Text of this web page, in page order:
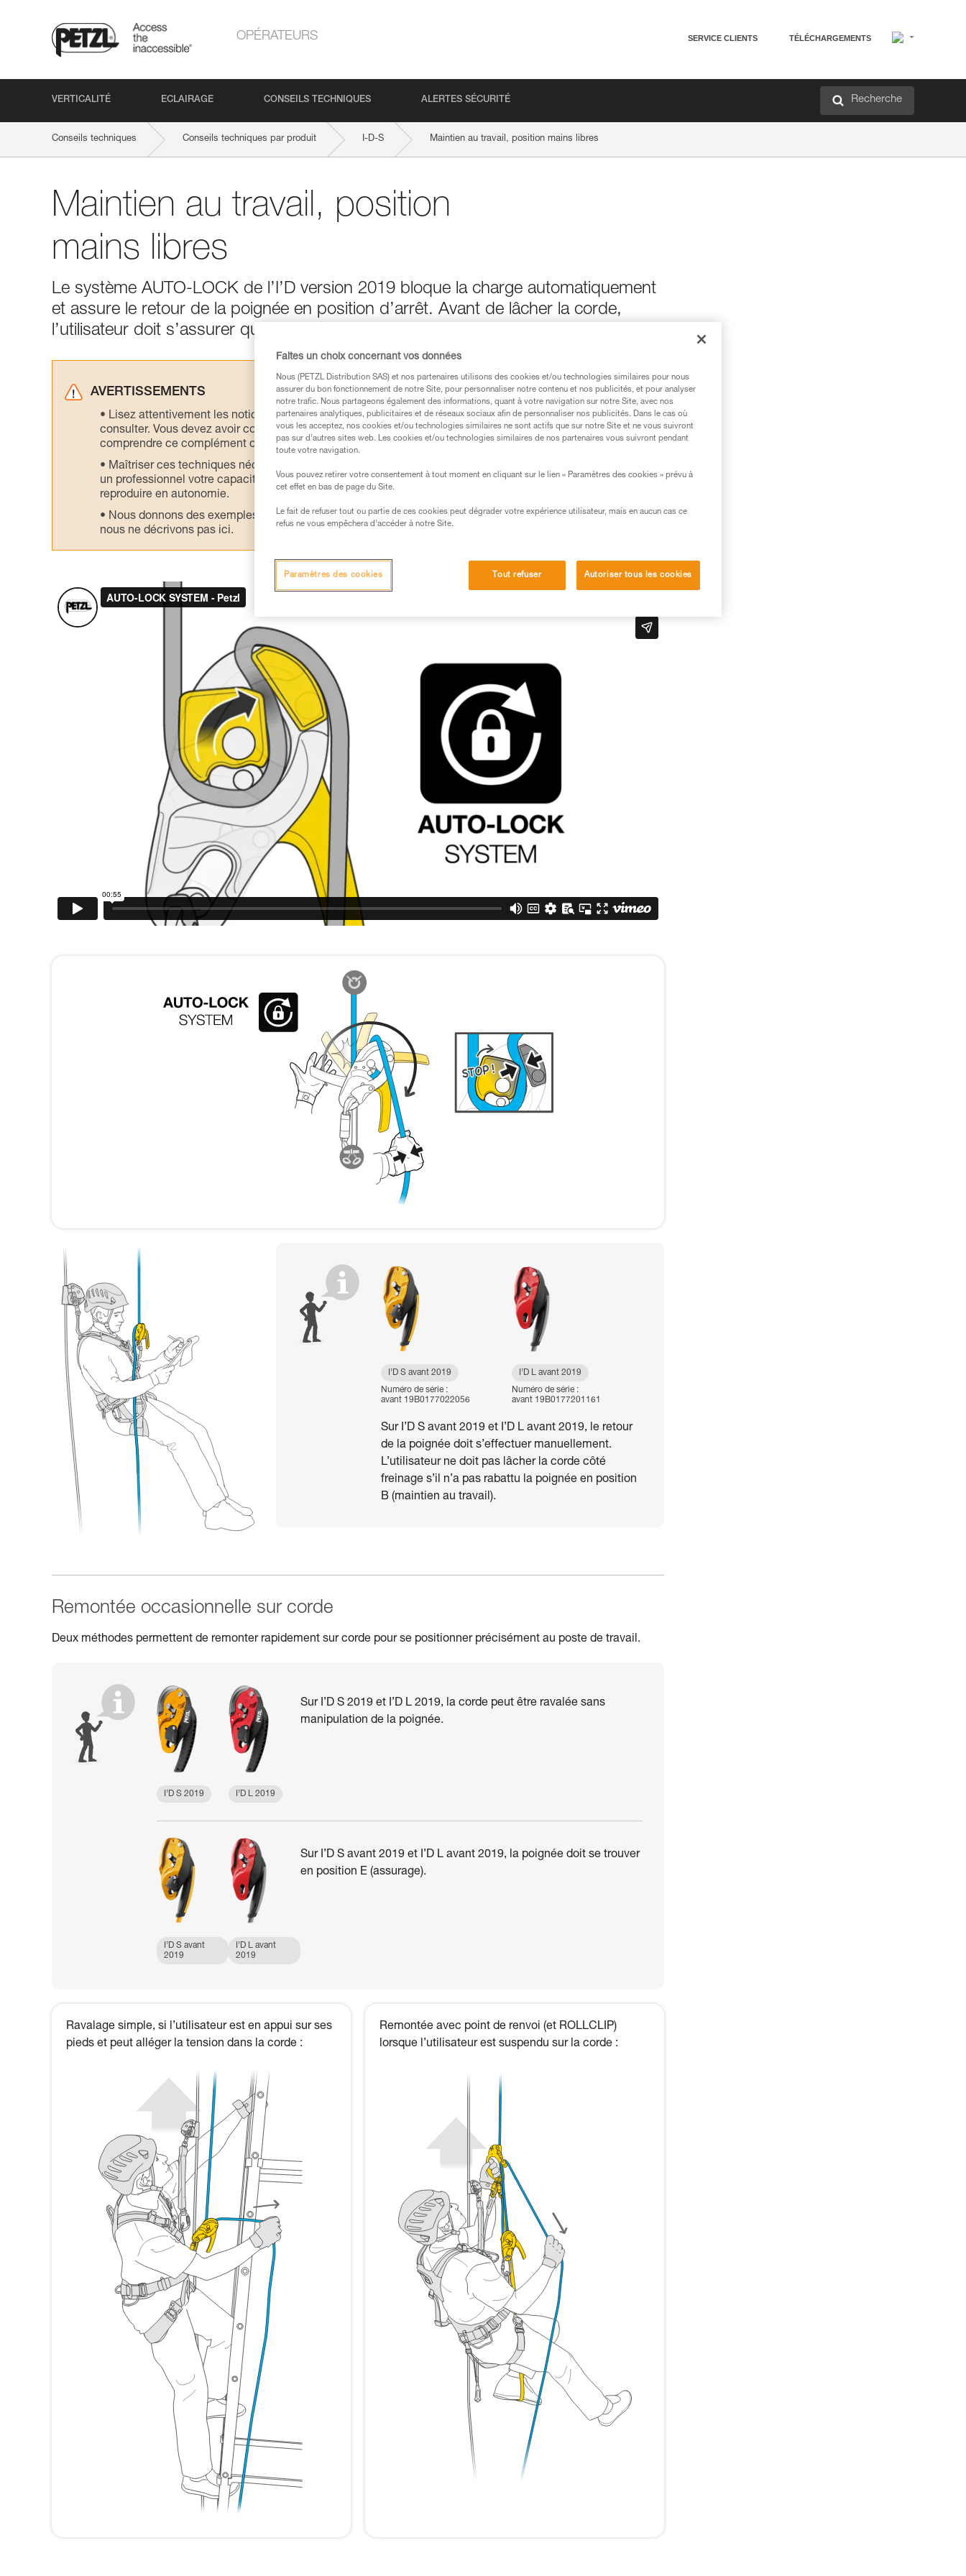
OPÉRATEURS SERVICE CLIENTS TÉLÉCHARGEMENTS
VERTICALITÉ ECLAIRAGE CONSEILS TECHNIQUES ALERTES SÉCURITÉ Recherche
Conseils techniques Conseils techniques par produit I-D-S Maintien au travail, position mains libres
Maintien au travail, position
mains libres
Le système AUTO-LOCK de l’I’D version 2019 bloque la charge automatiquement
et assure le retour de la poignée en position d’arrêt. Avant de lâcher la corde,
l’utilisateur doit s’assurer que la poignée est bien revenue en position d’arrêt.
AVERTISSEMENTS
Lisez attentivement les notices techniques des produits utilisés dans ce conseil avant de le
consulter. Vous devez avoir compris les informations de la notice technique pour pouvoir
comprendre ce complément d’informations.
Maîtriser ces techniques nécessite une formation et un entraînement spécifique. Validez avec
un professionnel votre capacité à refaire la manipulation, seul, en toute sécurité, avant de la
reproduire en autonomie.
Nous donnons des exemples de techniques liées à votre activité. Il peut en exister d’autres que
nous ne décrivons pas ici.
I’D S avant 2019
Numéro de série :
avant 19B0177022056
I’D L avant 2019
Numéro de série :
avant 19B0177201161
Sur I’D S avant 2019 et I’D L avant 2019, le retour
de la poignée doit s’effectuer manuellement.
L’utilisateur ne doit pas lâcher la corde côté
freinage s’il n’a pas rabattu la poignée en position
B (maintien au travail).
Remontée occasionnelle sur corde
Deux méthodes permettent de remonter rapidement sur corde pour se positionner précisément au poste de travail.
I’D S 2019 I’D L 2019
Sur I’D S 2019 et I’D L 2019, la corde peut être ravalée sans
manipulation de la poignée.
I’D S avant
2019
I’D L avant
2019
Sur I’D S avant 2019 et I’D L avant 2019, la poignée doit se trouver
en position E (assurage).
Ravalage simple, si l’utilisateur est en appui sur ses
pieds et peut alléger la tension dans la corde :
Remontée avec point de renvoi (et ROLLCLIP)
lorsque l’utilisateur est suspendu sur la corde :
Faites un choix concernant vos données
Nous (PETZL Distribution SAS) et nos partenaires utilisons des cookies et/ou technologies similaires pour nous
assurer du bon fonctionnement de notre Site, pour personnaliser notre contenu et nos publicités, et pour analyser
notre trafic. Nous partageons également des informations, quant à votre navigation sur notre Site, avec nos
partenaires analytiques, publicitaires et de réseaux sociaux afin de personnaliser nos publicités. Dans le cas où
vous les acceptez, nos cookies et/ou technologies similaires ne sont actifs que sur notre Site et ne vous suivront
pas sur d’autres sites web. Les cookies et/ou technologies similaires de nos partenaires vous suivront pendant
toute votre navigation.
Vous pouvez retirer votre consentement à tout moment en cliquant sur le lien « Paramètres des cookies » prévu à
cet effet en bas de page du Site.
Le fait de refuser tout ou partie de ces cookies peut dégrader votre expérience utilisateur, mais en aucun cas ce
refus ne vous empêchera d’accéder à notre Site.
Tout refuser Autoriser tous les cookies
Paramètres des cookies